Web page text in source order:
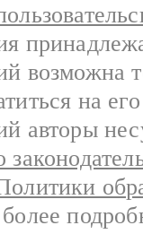
возможна
на
авторы
более